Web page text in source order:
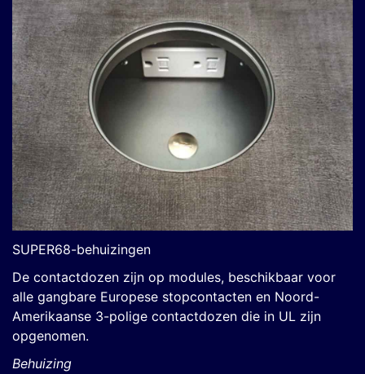
SUPER68-behuizingen
De contactdozen zijn op modules, beschikbaar voor
alle gangbare Europese stopcontacten en Noord-
Amerikaanse 3-polige contactdozen die in UL zijn
opgenomen.
Behuizing